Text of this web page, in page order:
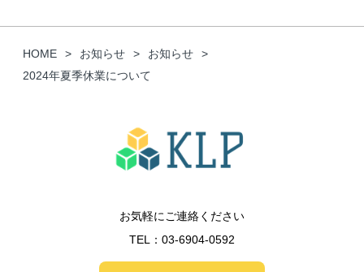
HOME お知らせ
お知らせ
2024年夏季休業について
お気軽にご連絡ください
TEL： 03-6904-0592